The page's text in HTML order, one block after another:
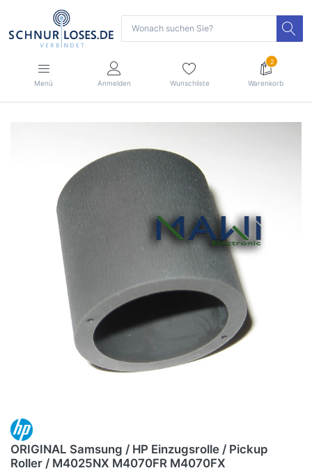
Menü Anmelden Wunschliste
2
Warenkorb
ORIGINAL Samsung / HP Einzugsrolle / Pickup
Roller / M4025NX M4070FR M4070FX